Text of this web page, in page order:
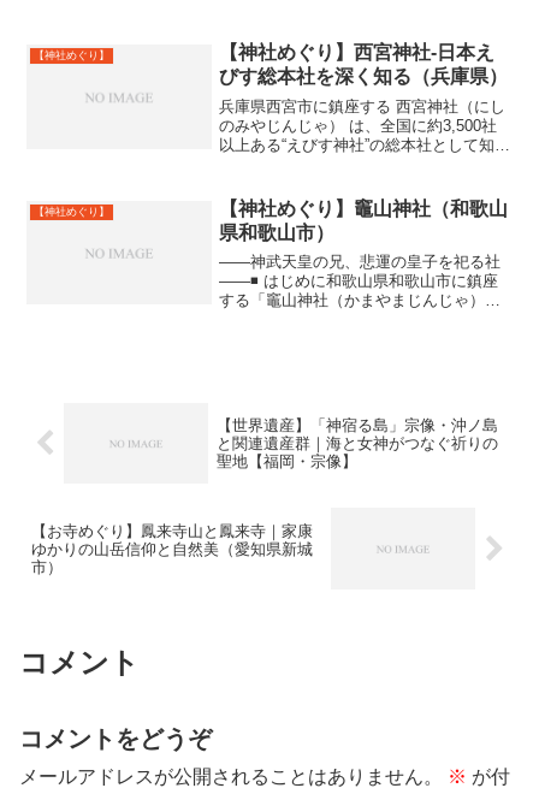
主要な神社を厳選してご紹介します。神
社名主祭神御由緒（...
【神社めぐり】
【神社めぐり】西宮神社-日本え
びす総本社を深く知る（兵庫県）
兵庫県西宮市に鎮座する 西宮神社（にし
のみやじんじゃ） は、全国に約3,500社
以上ある“えびす神社”の総本社として知ら
全国的に有名な神社でもあります。本記
事では、西...
【神社めぐり】
【神社めぐり】竈山神社（和歌山
県和歌山市）
――神武天皇の兄、悲運の皇子を祀る社
――◾ はじめに和歌山県和歌山市に鎮座
する「竈山神社（かまやまじんじゃ）」
【世界遺産】「神宿る島」宗像・沖ノ島
と関連遺産群｜海と女神がつなぐ祈りの
聖地【福岡・宗像】
【お寺めぐり】鳳来寺山と鳳来寺｜家康
ゆかりの山岳信仰と自然美（愛知県新城
市）
コメント
コメントをどうぞ
メールアドレスが公開されることはありません。 ※ が付